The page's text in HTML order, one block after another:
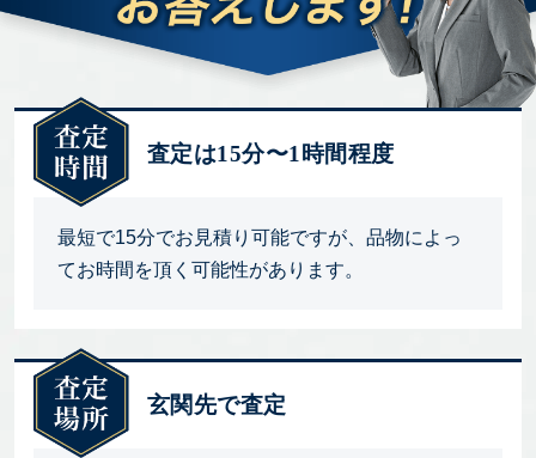
査定は15分〜1時間程度
最短で15分でお見積り可能ですが、品物によっ
てお時間を頂く可能性があります。
玄関先で査定